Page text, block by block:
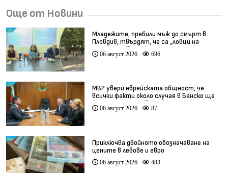
Още от Новини
Младежите, пребили мъж до смърт в
Пловдив, твърдят, че са „ловци на
педофили” (видео)
06 август 2026 696
МВР увери еврейската общност, че
всички факти около случая в Банско ще
бъдат изяснени (видео)
06 август 2026 87
Приключва двойното обозначаване на
цените в левове и евро
06 август 2026 483